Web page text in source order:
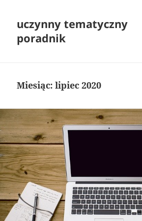
uczynny tematyczny
poradnik
Miesiąc:lipiec 2020